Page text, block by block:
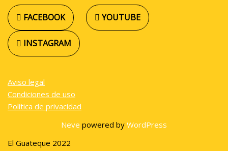
FACEBOOK YOUTUBE
INSTAGRAM
Aviso legal
Condiciones de uso
Política de privacidad
Neve powered by WordPress
El Guateque 2022